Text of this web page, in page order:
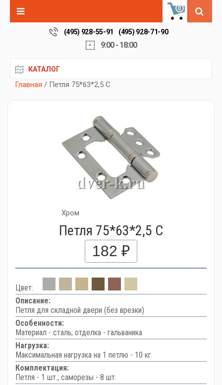
0
(495) 928-55-91 (495) 928-71-90
9:00 - 18:00
КАТАЛОГ
Главная / Петля 75*63*2,5 C
Хром
Петля 75*63*2,5 C
182 ₽
Цвет:
Описание:
Петля для складной двери (без врезки)
Особенности:
Материал - сталь; отделка - гальваника
Нагрузка:
Максимальная нагрузка на 1 петлю - 10 кг
Комплектация:
Петля - 1 шт.; саморезы - 8 шт.